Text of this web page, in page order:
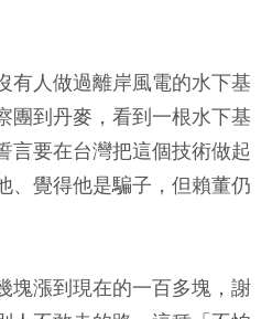
有人做過離岸風電的水下基
團到丹麥，看到一根水下基
言要在台灣把這個技術做起
、覺得他是騙子，但賴董仍
塊漲到現在的一百多塊，謝